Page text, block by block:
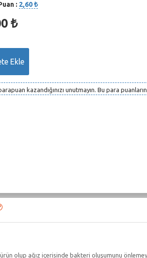
: 2,60 ₺
₺
kazandığınızı unutmayın. Bu para
olup ağız içerisinde bakteri oluşumunu